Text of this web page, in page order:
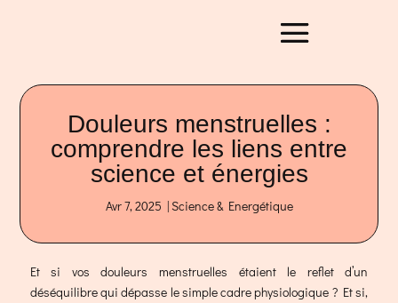
Douleurs menstruelles :
comprendre les liens entre
science et énergies
Avr 7, 2025 |Science & Energétique
Et si vos douleurs menstruelles étaient le reflet d’un
déséquilibre qui dépasse le simple cadre physiologique ? Et si,